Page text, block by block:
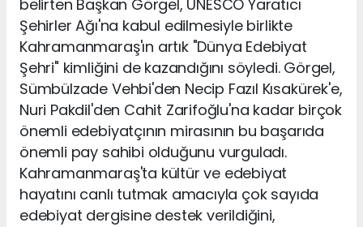
belirten Başkan Görgel, UNESCO Yaratıcı
Şehirler Ağı'na kabul edilmesiyle birlikte
Kahramanmaraş'ın artık "Dünya Edebiyat
Şehri" kimliğini de kazandığını söyledi. Görgel,
Sümbülzade Vehbi'den Necip Fazıl Kısakürek'e,
Nuri Pakdil'den Cahit Zarifoğlu'na kadar birçok
önemli edebiyatçının mirasının bu başarıda
önemli pay sahibi olduğunu vurguladı.
Kahramanmaraş'ta kültür ve edebiyat
hayatını canlı tutmak amacıyla çok sayıda
edebiyat dergisine destek verildiğini,